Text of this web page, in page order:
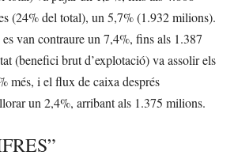
(24% del total), un 5,7% (1.932 milions).
van contraure un 7,4%, fins als 1.387
(benefici brut d’explotació) va assolir els
més, i el flux de caixa després
un 2,4%, arribant als 1.375 milions.